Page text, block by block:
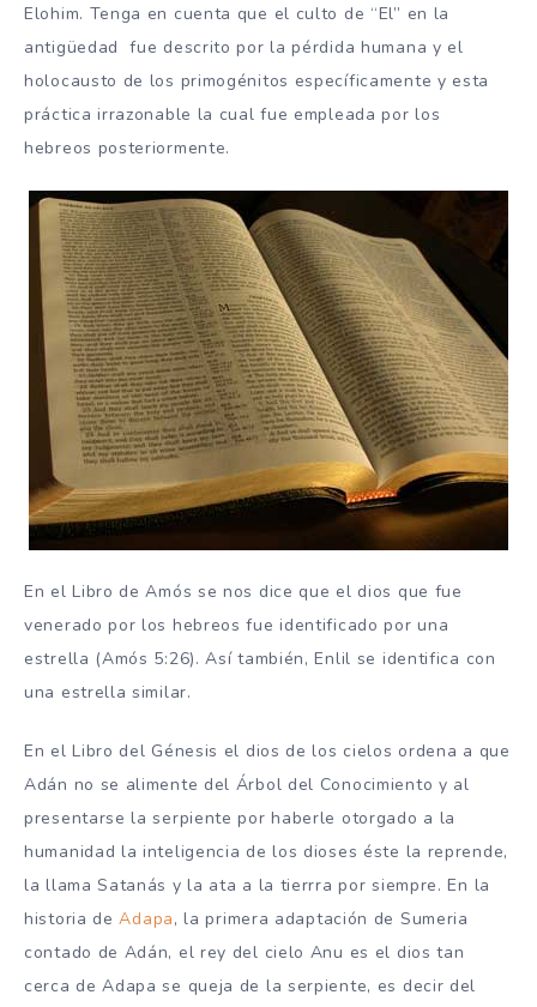
Elohim. Tenga en cuenta que el culto de “El” en la
antigüedad fue descrito por la pérdida humana y el
holocausto de los primogénitos específicamente y esta
práctica irrazonable la cual fue empleada por los
hebreos posteriormente.
En el Libro de Amós se nos dice que el dios que fue
venerado por los hebreos fue identificado por una
estrella (Amós 5:26). Así también, Enlil se identifica con
una estrella similar.
En el Libro del Génesis el dios de los cielos ordena a que
Adán no se alimente del Árbol del Conocimiento y al
presentarse la serpiente por haberle otorgado a la
humanidad la inteligencia de los dioses éste la reprende,
la llama Satanás y la ata a la tierrra por siempre. En la
historia deAdapa, la primera adaptación de Sumeria
contado de Adán, el rey del cielo Anu es el dios tan
cerca de Adapa se queja de la serpiente, es decir del